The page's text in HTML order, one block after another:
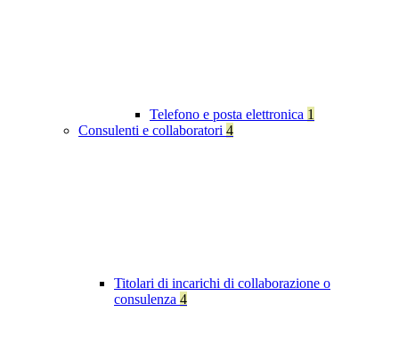
Telefono e posta elettronica 1
Consulenti e collaboratori 4
Titolari di incarichi di collaborazione o
consulenza 4